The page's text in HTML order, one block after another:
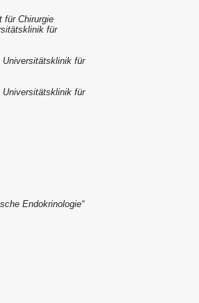
für Chirurgie
für
Universitätsklinik für
Universitätsklinik für
Endokrinologie“